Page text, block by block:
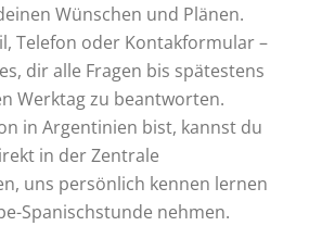
Wünschen und Plänen.
Telefon oder Kontakformular –
dir alle Fragen bis spätestens
Werktag zu beantworten.
in Argentinien bist, kannst du
in der Zentrale
uns persönlich kennen lernen
Spanischstunde nehmen.